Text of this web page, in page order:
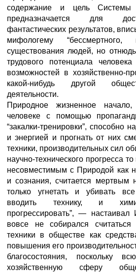
содержание и цель Системы
предназначается для
фантастических результатов,
мифологему “бессмертного,
существования людей, но
трудового потенциала
возможностей в хозяйственно-
какой-нибудь другой
деятельности.
Природное жизненное
человеке с помощью
“закалки-тренировки”, способно
и энергией и прогнать от них
техники, производительных сил
научно-технического прогресса
несовместимым с Природой как
и сознания, считается мертвым
только угнетать и убивать
вводить технику, и
прогрессировать”, —
вовсе не собирался
техники в обществе как
повышения его
благосостояния, поскольку
хозяйственную сферу